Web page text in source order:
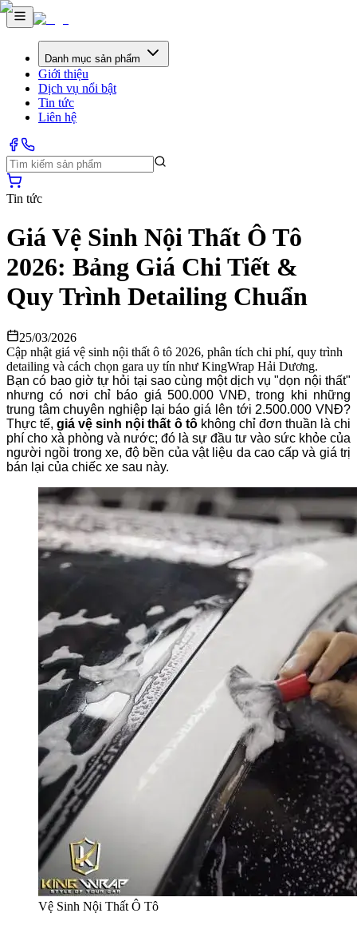
Danh mục sản phẩm
Giới thiệu
Dịch vụ nổi bật
Tin tức
Liên hệ
Tin tức
Giá Vệ Sinh Nội Thất Ô Tô
2026: Bảng Giá Chi Tiết &
Quy Trình Detailing Chuẩn
25/03/2026
Cập nhật giá vệ sinh nội thất ô tô 2026, phân tích chi phí, quy trình
detailing và cách chọn gara uy tín như KingWrap Hải Dương.
Bạn có bao giờ tự hỏi tại sao cùng một dịch vụ "dọn nội thất"
nhưng có nơi chỉ báo giá 500.000 VNĐ, trong khi những
trung tâm chuyên nghiệp lại báo giá lên tới 2.500.000 VNĐ?
Thực tế,giá vệ sinh nội thất ô tôkhông chỉ đơn thuần là chi
phí cho xà phòng và nước; đó là sự đầu tư vào sức khỏe của
người ngồi trong xe, độ bền của vật liệu da cao cấp và giá trị
bán lại của chiếc xe sau này.
Vệ Sinh Nội Thất Ô Tô